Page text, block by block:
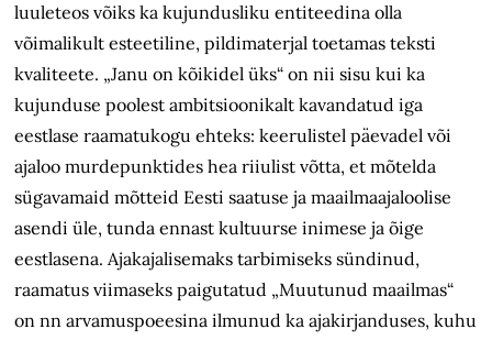
luuleteos võiks ka kujundusliku entiteedina olla
võimalikult esteetiline, pildimaterjal toetamas teksti
kvaliteete. „Janu on kõikidel üks“ on nii sisu kui ka
kujunduse poolest ambitsioonikalt kavandatud iga
eestlase raamatukogu ehteks: keerulistel päevadel või
ajaloo murdepunktides hea riiulist võtta, et mõtelda
sügavamaid mõtteid Eesti saatuse ja maailmaajaloolise
asendi üle, tunda ennast kultuurse inimese ja õige
eestlasena. Ajakajalisemaks tarbimiseks sündinud,
raamatus viimaseks paigutatud „Muutunud maailmas“
on nn arvamuspoeesina ilmunud ka ajakirjanduses, kuhu